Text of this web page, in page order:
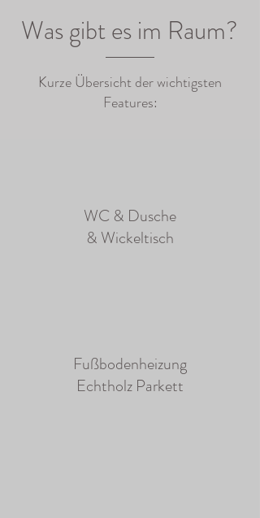
Was gibt es im Raum?
Kurze Übersicht der wichtigsten
Features:
WC & Dusche
& Wickeltisch
Fußbodenheizung
Echtholz Parkett